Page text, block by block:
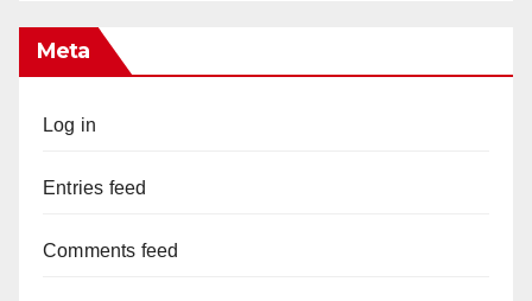
Meta
Log in
Entries feed
Comments feed